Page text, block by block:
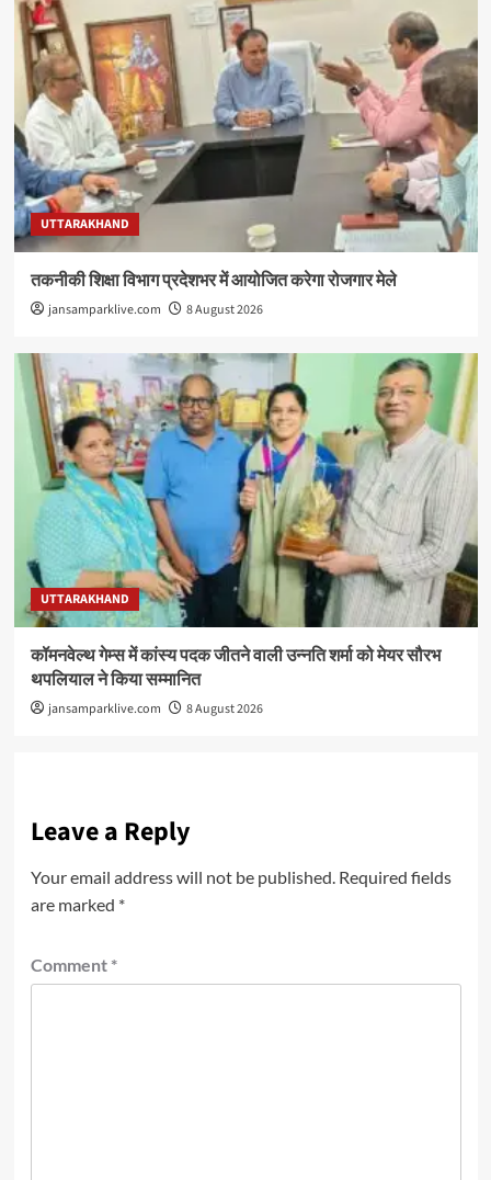
UTTARAKHAND
तकनीकी शिक्षा विभाग प्रदेशभर में आयोजित करेगा रोजगार मेले
jansamparklive.com 8 August 2026
UTTARAKHAND
कॉमनवेल्थ गेम्स में कांस्य पदक जीतने वाली उन्नति शर्मा को मेयर सौरभ
थपलियाल ने किया सम्मानित
jansamparklive.com 8 August 2026
Leave a Reply
Your email address will not be published. Required fields
are marked *
Comment *